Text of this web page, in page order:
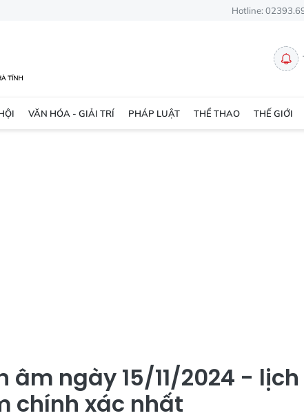
Hotline:
VĂN HÓA - GIẢI TRÍ PHÁP LUẬT THỂ THAO THẾ GIỚI
ngày 15/11/2024 - lịch
chính xác nhất